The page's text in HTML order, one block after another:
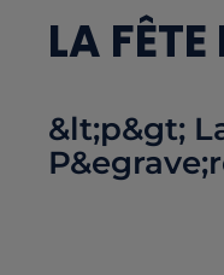
LA
&lt;p&gt;